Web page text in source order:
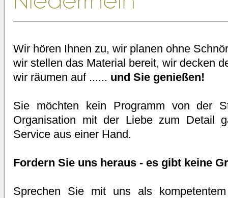
Wir hören Ihnen zu, wir planen ohne
wir stellen das Material bereit, wir decken
wir räumen auf ...... und Sie genießen!
Sie möchten kein Programm von der
Organisation mit der Liebe zum Detail
Service aus einer Hand.
Fordern Sie uns heraus - es gibt keine
Sprechen Sie mit uns als